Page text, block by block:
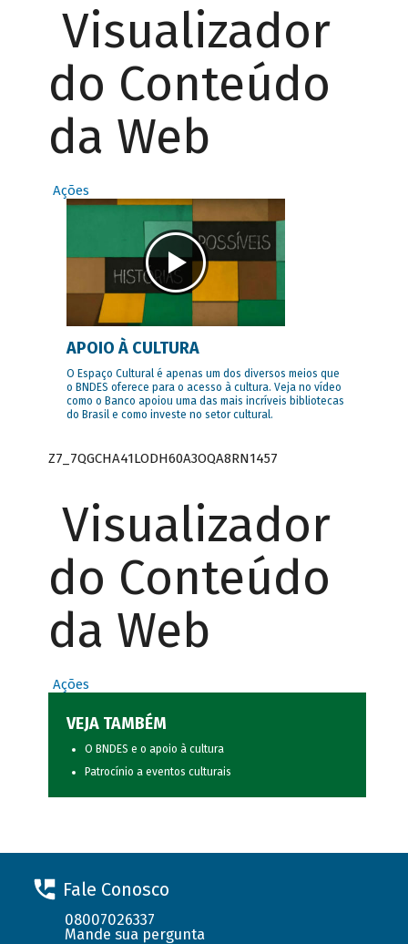
Visualizador
do Conteúdo
da Web
Ações
APOIO À CULTURA
O Espaço Cultural é apenas um dos diversos meios que
o BNDES oferece para o acesso à cultura. Veja no vídeo
como o Banco apoiou uma das mais incríveis bibliotecas
do Brasil e como investe no setor cultural.
Z7_7QGCHA41LODH60A3OQA8RN1457
Visualizador
do Conteúdo
da Web
Ações
VEJA TAMBÉM
O BNDES e o apoio à cultura
Patrocínio a eventos culturais
Fale Conosco
08007026337
Mande sua pergunta